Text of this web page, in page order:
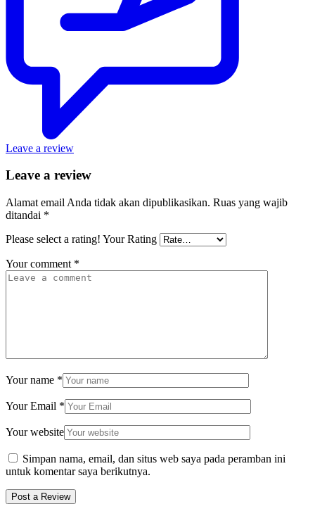
Leave a review
Leave a review
Alamat email Anda tidak akan dipublikasikan. Ruas yang wajib
ditandai *
Please select a rating! Your Rating
Your comment *
Your name *
Your Email *
Your website
Simpan nama, email, dan situs web saya pada peramban ini
untuk komentar saya berikutnya.